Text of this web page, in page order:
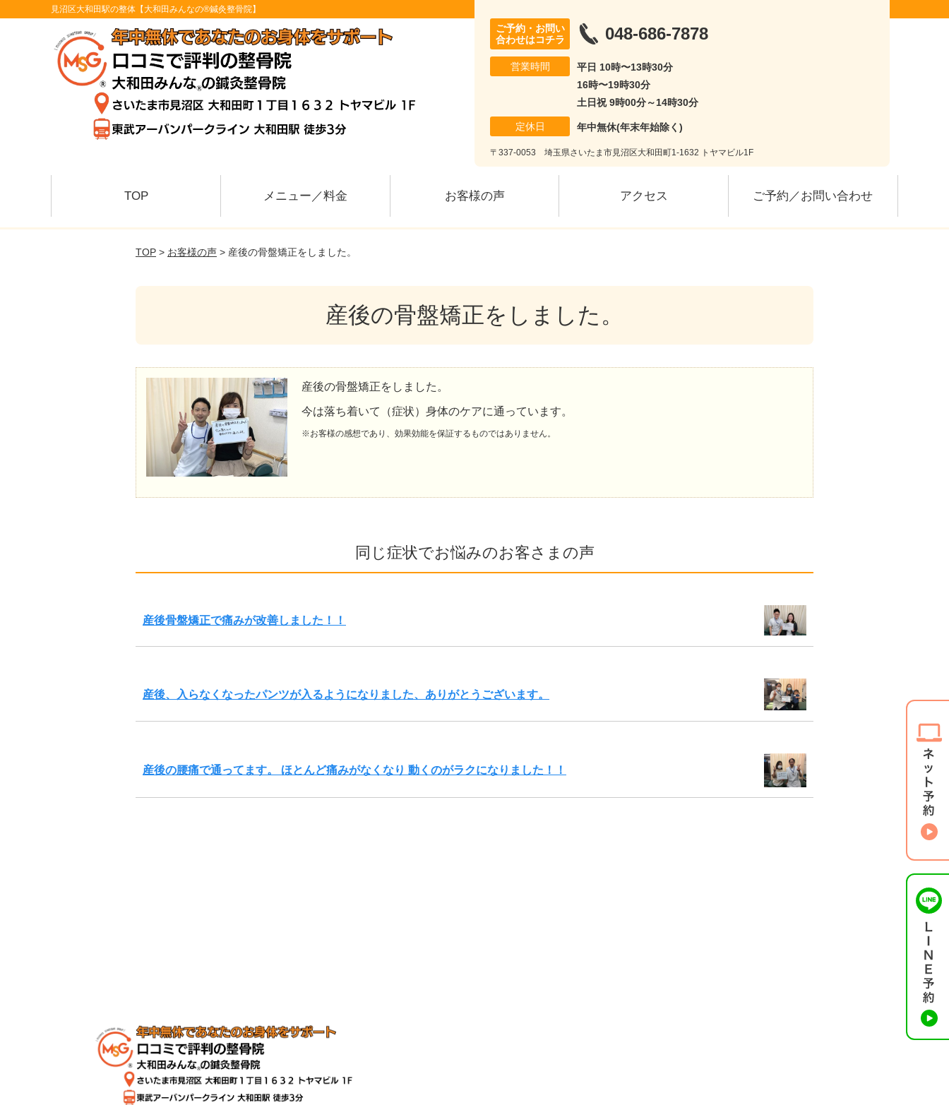
見沼区大和田駅の整体【大和田みんなの®鍼灸整骨院】
ご予約・お問い
合わせはコチラ
048-686-7878
営業時間
平日 10時〜13時30分
16時〜19時30分
土日祝 9時00分～14時30分
定休日 年中無休(年末年始除く)
〒337-0053 埼玉県さいたま市見沼区大和田町1-1632 トヤマビル1F
TOP メニュー／料金 お客様の声 アクセス ご予約／お問い合わせ
TOP > お客様の声 > 産後の骨盤矯正をしました。
産後の骨盤矯正をしました。
産後の骨盤矯正をしました。
今は落ち着いて（症状）身体のケアに通っています。
※お客様の感想であり、効果効能を保証するものではありません。
同じ症状でお悩みのお客さまの声
産後骨盤矯正で痛みが改善しました！！
産後、入らなくなったパンツが入るようになりました、ありがとうございます。
産後の腰痛で通ってます。 ほとんど痛みがなくなり 動くのがラクになりました！！